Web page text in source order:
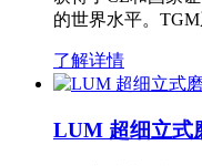
的世界水平。
了解详情
LUM 超细立式